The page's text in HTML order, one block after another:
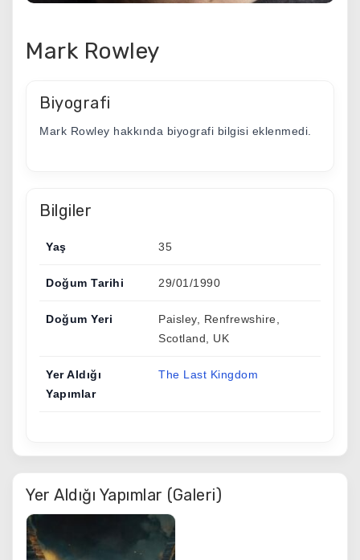
Mark Rowley
Biyografi
Mark Rowley hakkında biyografi bilgisi eklenmedi.
Bilgiler
Yaş 35
Doğum Tarihi 29/01/1990
Doğum Yeri
Paisley, Renfrewshire,
Scotland, UK
Yer Aldığı
Yapımlar
The Last Kingdom
Yer Aldığı Yapımlar (Galeri)